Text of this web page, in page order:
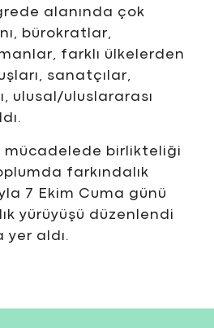
alanında çok
bürokratlar,
farklı ülkelerden
sanatçılar,
ulusal/uluslararası
mücadelede birlikteliği
farkındalık
7 Ekim Cuma günü
yürüyüşü düzenlendi
yer aldı.